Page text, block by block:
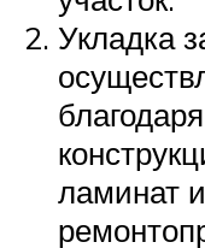
Укладка
ламинат